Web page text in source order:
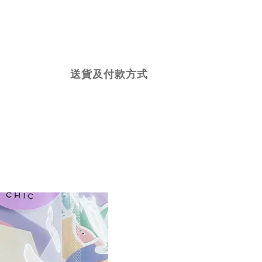
送貨及付款方式